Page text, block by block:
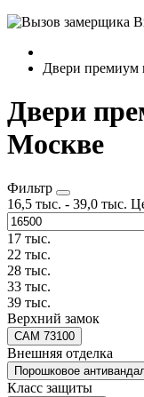
Двери премиум
Двери
Москве
Фильтр
16,5 тыс. - 39,0 тыс.
17 тыс.
22 тыс.
28 тыс.
33 тыс.
39 тыс.
Верхний замок
САМ 73100
Внешняя отделка
Порошковое
Класс защиты